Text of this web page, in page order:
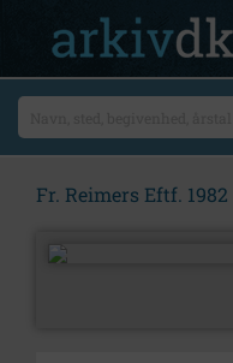
Fr. Reimers Eftf. 1982